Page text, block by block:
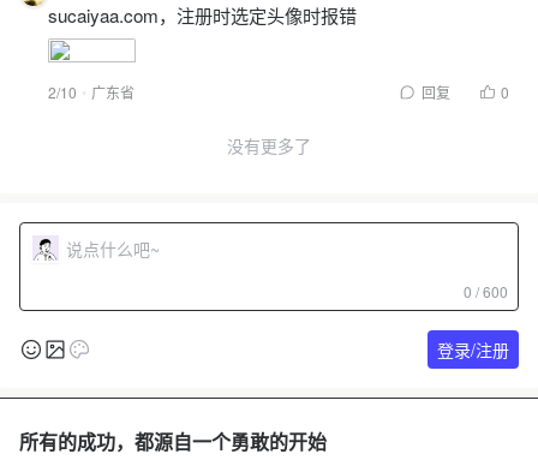
sucaiyaa.com，注册时选定头像时报错
2/10 广东省 回复 0
没有更多了
0 / 600
登录/注册
所有的成功，都源自一个勇敢的开始